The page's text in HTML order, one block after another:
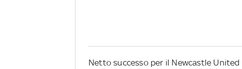
Netto successo per il Newcastle